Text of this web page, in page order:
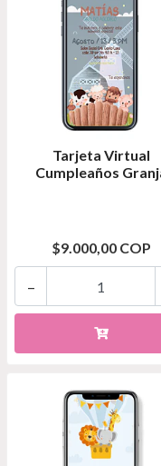
Tarjeta Virtual
Cumpleaños
$9.000,00 COP
-